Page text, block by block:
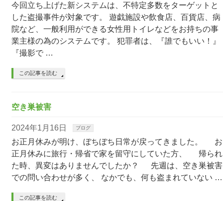
今回立ち上げた新システムは、不特定多数をターゲットと
した盗撮事件が対象です。 遊戯施設や飲食店、百貨店、病
院など、一般利用ができる女性用トイレなどをお持ちの事
業主様の為のシステムです。 犯罪者は、『誰でもいい！』
『撮影で …
この記事を読む
空き巣被害
2024年1月16日 ブログ
お正月休みが明け、ぼちぼち日常が戻ってきました。 お
正月休みに旅行・帰省で家を留守にしていた方、 帰られ
た時、異変はありませんでしたか？ 先週は、空き巣被害
での問い合わせが多く、 なかでも、何も盗まれていない …
この記事を読む